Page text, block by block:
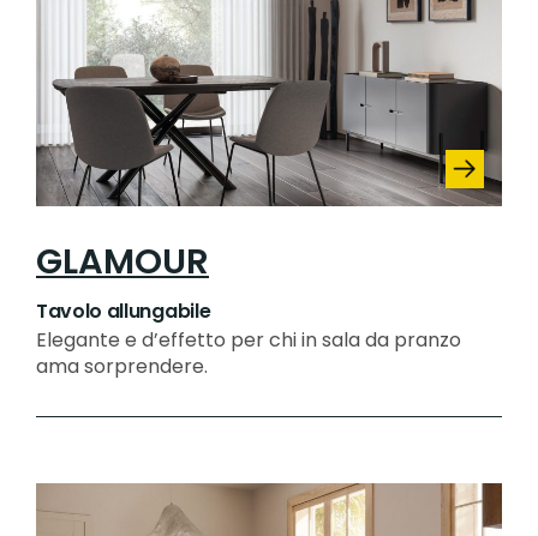
GLAMOUR
Tavolo allungabile
Elegante e d’effetto per chi in sala da pranzo
ama sorprendere.